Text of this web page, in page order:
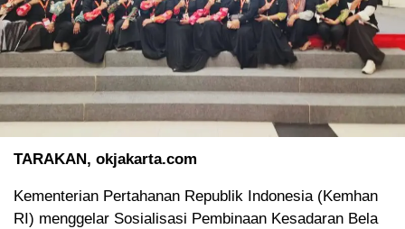
TARAKAN, okjakarta.com
Kementerian Pertahanan Republik Indonesia (Kemhan
RI) menggelar Sosialisasi Pembinaan Kesadaran Bela